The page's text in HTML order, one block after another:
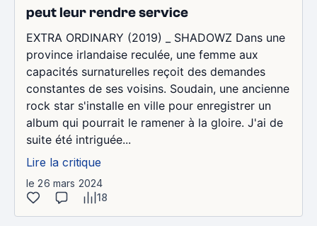
peut leur rendre service
EXTRA ORDINARY (2019) _ SHADOWZ Dans une
province irlandaise reculée, une femme aux
capacités surnaturelles reçoit des demandes
constantes de ses voisins. Soudain, une ancienne
rock star s'installe en ville pour enregistrer un
album qui pourrait le ramener à la gloire. J'ai de
suite été intriguée...
Lire la critique
le 26 mars 2024
18